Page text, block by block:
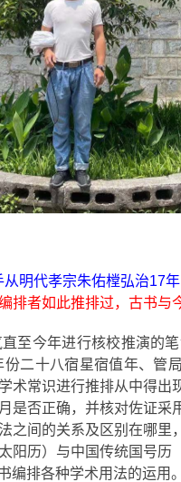
明代孝宗朱佑樘弘治17
排者如此推排过，古书
今年进行核校推演的笔
二十八宿星宿值年、管
术常识进行推排从中得出
是否正确，并核对佐证采
之间的关系及区别在哪
阳历）与中国传统国号历
编排各种学术用法的运用